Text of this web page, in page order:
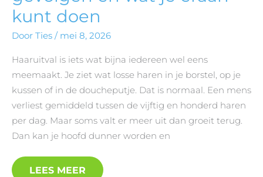
kunt doen
Door Ties / mei 8, 2026
Haaruitval is iets wat bijna iedereen wel eens
meemaakt. Je ziet wat losse haren in je borstel, op je
kussen of in de doucheputje. Dat is normaal. Een mens
verliest gemiddeld tussen de vijftig en honderd haren
per dag. Maar soms valt er meer uit dan groeit terug.
Dan kan je hoofd dunner worden en
LEES MEER